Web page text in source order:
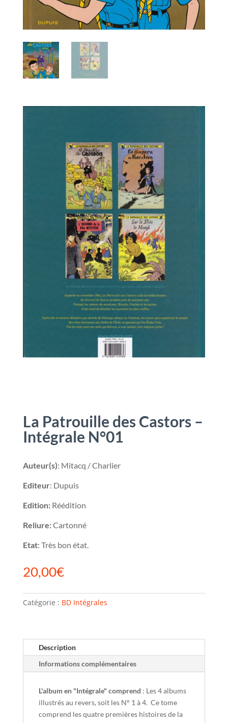
La Patrouille des Castors –
Intégrale N°01
Auteur(s): Mitacq / Charlier
Editeur: Dupuis
Edition:Réédition
Reliure:Cartonné
Etat: Très bon état.
20,00€
Catégorie : BD Intégrales
Description
Informations complémentaires
L'album en "Intégrale" comprend : Les 4 albums
illustrés au revers, soit les N° 1 à 4. Ce tome
comprend les quatre premières histoires de la